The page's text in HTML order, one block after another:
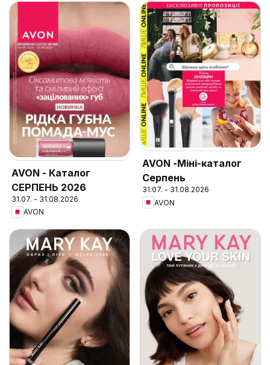
AVON - Каталог
СЕРПЕНЬ 2026
31.07. - 31.08.2026
AVON
AVON -Міні-каталог
Серпень
31.07. - 31.08.2026
AVON